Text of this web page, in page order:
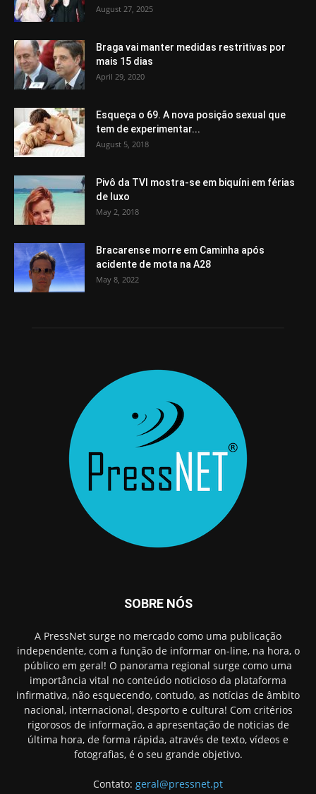
August 27, 2025
Braga vai manter medidas restritivas por
mais 15 dias
April 29, 2020
Esqueça o 69. A nova posição sexual que
tem de experimentar...
August 5, 2018
Pivô da TVI mostra-se em biquíni em férias
de luxo
May 2, 2018
Bracarense morre em Caminha após
acidente de mota na A28
May 8, 2022
SOBRE NÓS
A PressNet surge no mercado como uma publicação
independente, com a função de informar on-line, na hora, o
público em geral! O panorama regional surge como uma
importância vital no conteúdo noticioso da plataforma
infirmativa, não esquecendo, contudo, as notícias de âmbito
nacional, internacional, desporto e cultura! Com critérios
rigorosos de informação, a apresentação de noticias de
última hora, de forma rápida, através de texto, vídeos e
fotografias, é o seu grande objetivo.
Contato: geral@pressnet.pt